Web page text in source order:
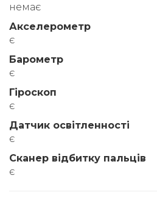
немає
Акселерометр
є
Барометр
є
Гіроскоп
є
Датчик освітленності
є
Сканер відбитку пальців
є